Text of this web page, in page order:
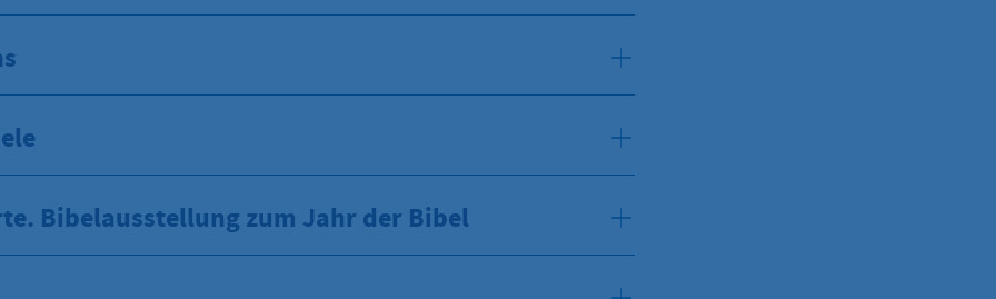
Bibelausstellung zum Jahr der Bibel